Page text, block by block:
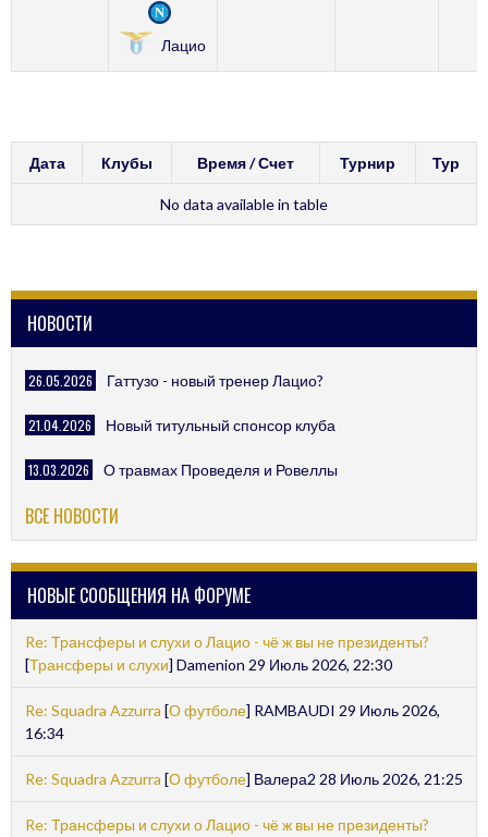
Лацио
Дата Клубы Время / Счет Турнир Тур
No data available in table
НОВОСТИ
26.05.2026 Гаттузо - новый тренер Лацио?
21.04.2026 Новый титульный спонсор клуба
13.03.2026 О травмах Проведеля и Ровеллы
ВСЕ НОВОСТИ
НОВЫЕ СООБЩЕНИЯ НА ФОРУМЕ
Re: Трансферы и слухи о Лацио - чё ж вы не президенты?
[Трансферы и слухи] Damenion 29 Июль 2026, 22:30
Re: Squadra Azzurra [О футболе] RAMBAUDI 29 Июль 2026,
16:34
Re: Squadra Azzurra [О футболе] Валера2 28 Июль 2026, 21:25
Re: Трансферы и слухи о Лацио - чё ж вы не президенты?